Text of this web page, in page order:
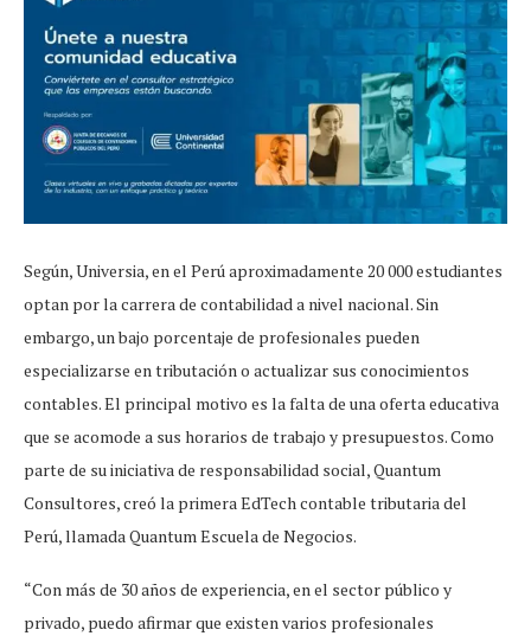
Según, Universia, en el Perú aproximadamente 20 000 estudiantes
optan por la carrera de contabilidad a nivel nacional. Sin
embargo, un bajo porcentaje de profesionales pueden
especializarse en tributación o actualizar sus conocimientos
contables. El principal motivo es la falta de una oferta educativa
que se acomode a sus horarios de trabajo y presupuestos. Como
parte de su iniciativa de responsabilidad social, Quantum
Consultores, creó la primera EdTech contable tributaria del
Perú, llamada Quantum Escuela de Negocios.
“Con más de 30 años de experiencia, en el sector público y
privado, puedo afirmar que existen varios profesionales